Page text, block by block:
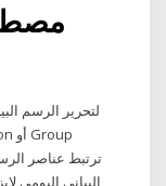
لتحرير الرسم
البيانى اليومى